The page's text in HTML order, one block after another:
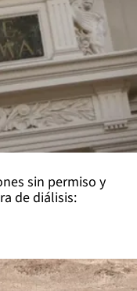
sin permiso y
de diálisis: